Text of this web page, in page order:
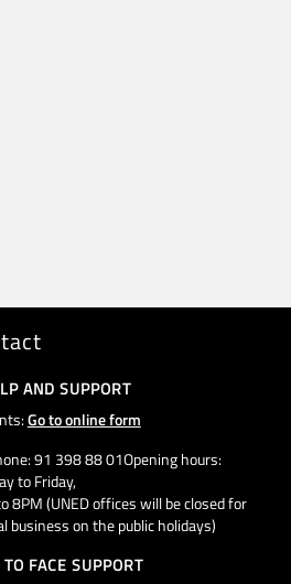
AND SUPPORT
Go to online form
91 398 88 01Opening hours:
to Friday,
8PM (UNED offices will be closed for
business on the public holidays)
TO FACE SUPPORT